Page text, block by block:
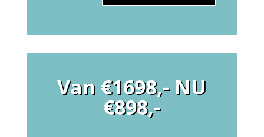
Van €1698,- NU
€898,-